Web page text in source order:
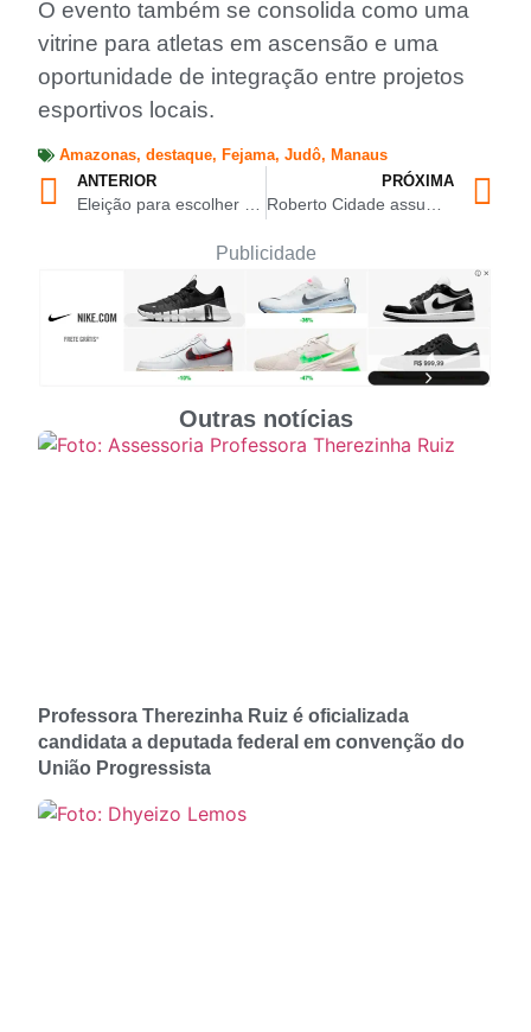
O evento também se consolida como uma
vitrine para atletas em ascensão e uma
oportunidade de integração entre projetos
esportivos locais.
Amazonas, destaque, Fejama, Judô, Manaus
ANTERIOR
Eleição para escolher novos dirigentes do judô amazonense será dia 7 de maio, em Manaus
PRÓXIMA
Roberto Cidade assume Governo e reforça compromisso com todo o Amazonas, da capital ao interior
Publicidade
Outras notícias
Professora Therezinha Ruiz é oficializada
candidata a deputada federal em convenção do
União Progressista